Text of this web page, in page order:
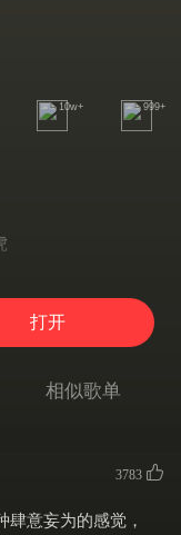
10w+ 999+
打开
相似歌单
3783
意妄为的感觉，